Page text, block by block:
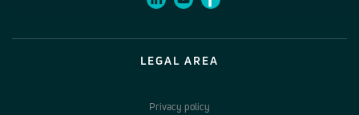
LEGAL AREA
Privacy policy